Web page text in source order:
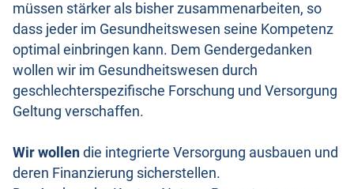
müssen stärker als bisher zusammenarbeiten, so
dass jeder im Gesundheitswesen seine Kompetenz
optimal einbringen kann. Dem Gendergedanken
wollen wir im Gesundheitswesen durch
geschlechterspezifische Forschung und Versorgung
Geltung verschaffen.
Wir wollen die integrierte Versorgung ausbauen und
deren Finanzierung sicherstellen.